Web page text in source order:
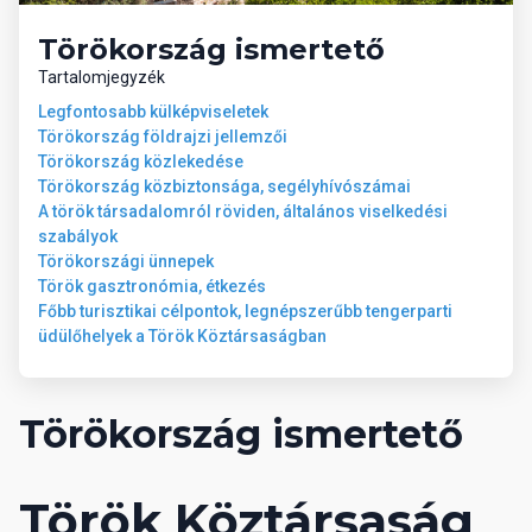
lassan méylülő, homokos part
napágyak, napernyők és törülközők ingyenesen
06 Sport és szórakozás ingyenesen
animációs programok
diszkó
fedett medence
törökfürdő
szauna
strandröplabda
aerobic
fitneszterem
07 Sport és szórakozás térítés
Törökország ismertető
Tartalomjegyzék
Legfontosabb külképviseletek
Törökország földrajzi jellemzői
Törökország közlekedése
Törökország közbiztonsága, segélyhívószámai
A török társadalomról röviden, általános viselkedési
szabályok
Törökországi ünnepek
Török gasztronómia, étkezés
Főbb turisztikai célpontok, legnépszerűbb tengerparti
üdülőhelyek a Török Köztársaságban
Törökország ismertető
Török Köztársaság